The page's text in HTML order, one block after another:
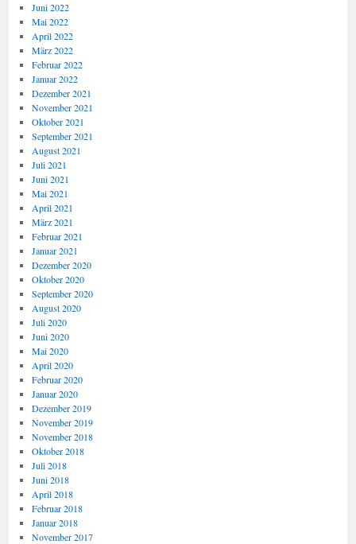
Juni 2022
Mai 2022
April 2022
März 2022
Februar 2022
Januar 2022
Dezember 2021
November 2021
Oktober 2021
September 2021
August 2021
Juli 2021
Juni 2021
Mai 2021
April 2021
März 2021
Februar 2021
Januar 2021
Dezember 2020
Oktober 2020
September 2020
August 2020
Juli 2020
Juni 2020
Mai 2020
April 2020
Februar 2020
Januar 2020
Dezember 2019
November 2019
November 2018
Oktober 2018
Juli 2018
Juni 2018
April 2018
Februar 2018
Januar 2018
November 2017